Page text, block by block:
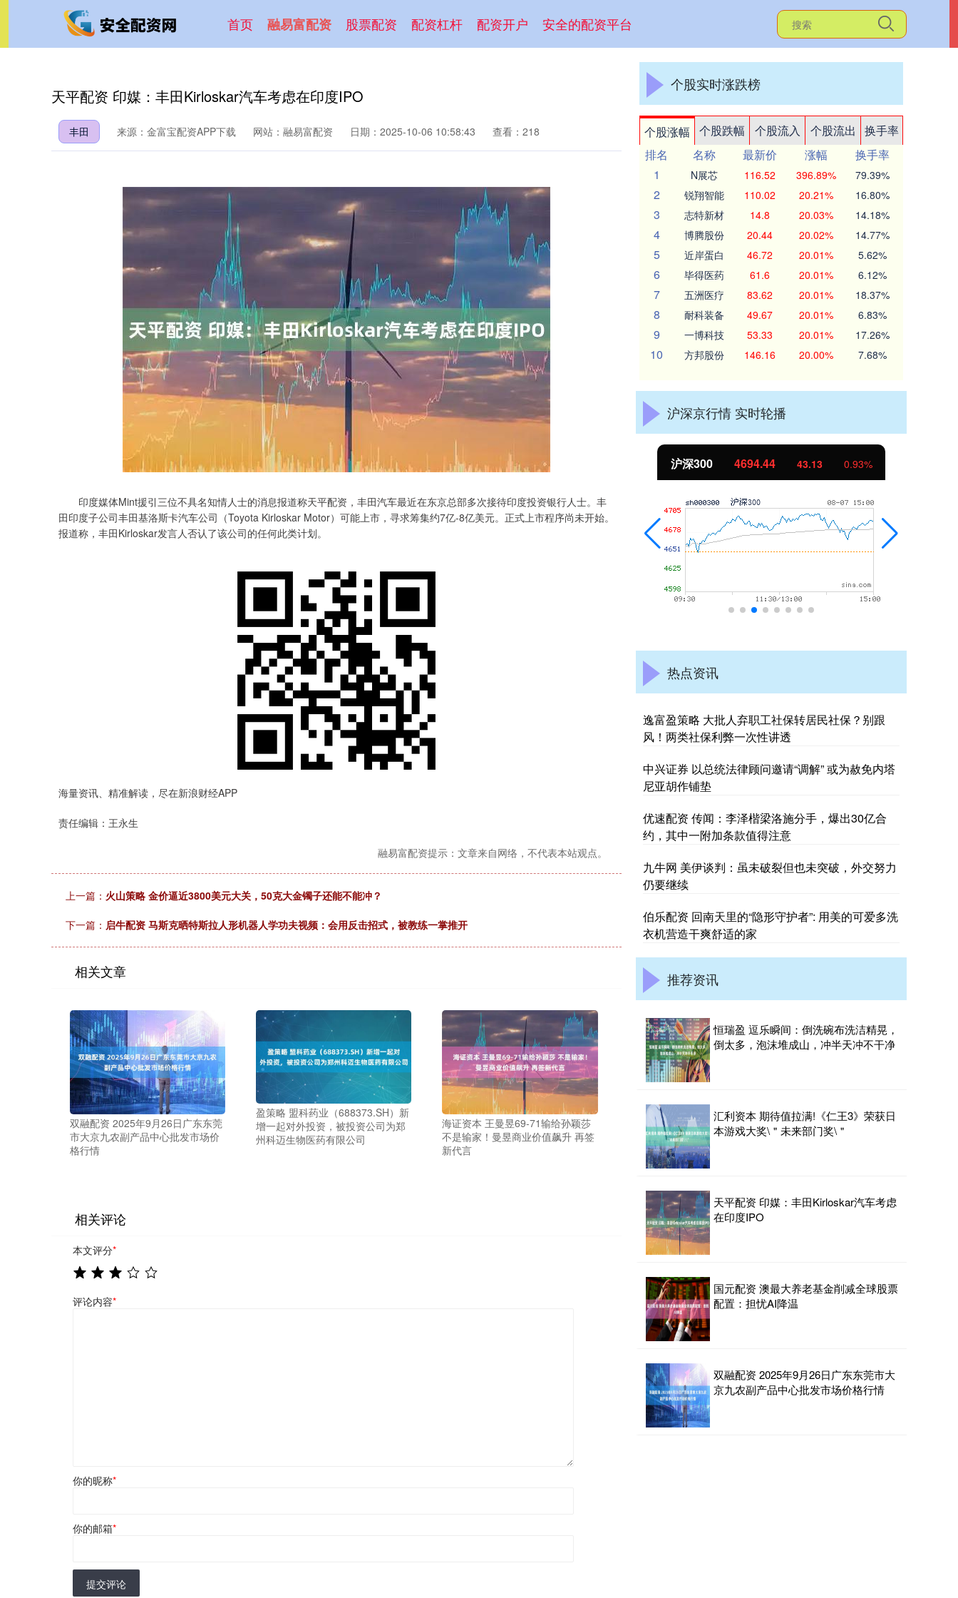
首页 融易富配资 股票配资 配资杠杆 配资开户 安全的配资平台
天平配资 印媒：丰田Kirloskar汽车考虑在印度IPO
丰田 来源：金富宝配资APP下载 网站：融易富配资 日期：2025-10-06 10:58:43 查看：218
印度媒体Mint援引三位不具名知情人士的消息报道称天平配资，丰田汽车最近在东京总部多次接待印度投资银行人士。丰
田印度子公司丰田基洛斯卡汽车公司（Toyota Kirloskar Motor）可能上市，寻求筹集约7亿-8亿美元。正式上市程序尚未开始。
报道称，丰田Kirloskar发言人否认了该公司的任何此类计划。
海量资讯、精准解读，尽在新浪财经APP
责任编辑：王永生
融易富配资提示：文章来自网络，不代表本站观点。
上一篇： 火山策略 金价逼近3800美元大关，50克大金镯子还能不能冲？
下一篇： 启牛配资 马斯克晒特斯拉人形机器人学功夫视频：会用反击招式，被教练一掌推开
相关文章
双融配资 2025年9月26日广东东莞
市大京九农副产品中心批发市场价
格行情
盈策略 盟科药业（688373.SH）新
增一起对外投资，被投资公司为郑
州科迈生物医药有限公司
海证资本 王曼昱69-71输给孙颖莎
不是输家！曼昱商业价值飙升 再签
新代言
相关评论
本文评分*
评论内容*
你的昵称*
你的邮箱*
提交评论
个股实时涨跌榜
个股涨幅 个股跌幅 个股流入 个股流出
换手率
排名
名称 最新价 涨幅
换手率
1
N展芯 116.52 396.89% 79.39%
2 锐翔智能 110.02 20.21% 16.80%
3 志特新材 14.8 20.03% 14.18%
4 博腾股份 20.44 20.02% 14.77%
5 近岸蛋白 46.72 20.01% 5.62%
6 毕得医药 61.6 20.01% 6.12%
7 五洲医疗 83.62 20.01% 18.37%
8 耐科装备 49.67 20.01% 6.83%
9 一博科技 53.33 20.01% 17.26%
10 方邦股份 146.16 20.00% 7.68%
沪深京行情 实时轮播
上证指数 3940.04 39.68 1.02% 深证成指 14311.01 200.89 沪深300 4694.44 43.13 0.93%
热点资讯
逸富盈策略 大批人弃职工社保转居民社保？别跟
风！两类社保利弊一次性讲透
中兴证券 以总统法律顾问邀请“调解” 或为赦免内塔
尼亚胡作铺垫
优速配资 传闻：李泽楷梁洛施分手，爆出30亿合
约，其中一附加条款值得注意
九牛网 美伊谈判：虽未破裂但也未突破，外交努力
仍要继续
伯乐配资 回南天里的“隐形守护者”: 用美的可爱多洗
衣机营造干爽舒适的家
推荐资讯
恒瑞盈 逗乐瞬间：倒洗碗布洗洁精晃，
倒太多，泡沫堆成山，冲半天冲不干净
汇利资本 期待值拉满!《仁王3》荣获日
本游戏大奖\＂未来部门奖\＂
天平配资 印媒：丰田Kirloskar汽车考虑
在印度IPO
国元配资 澳最大养老基金削减全球股票
配置：担忧AI降温
双融配资 2025年9月26日广东东莞市大
京九农副产品中心批发市场价格行情